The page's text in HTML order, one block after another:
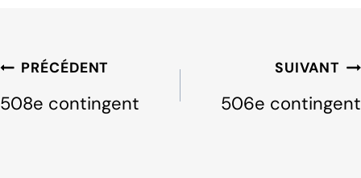
Navigation
l'article
PRÉCÉDENT
508e contingent
SUIVANT
506e contingent